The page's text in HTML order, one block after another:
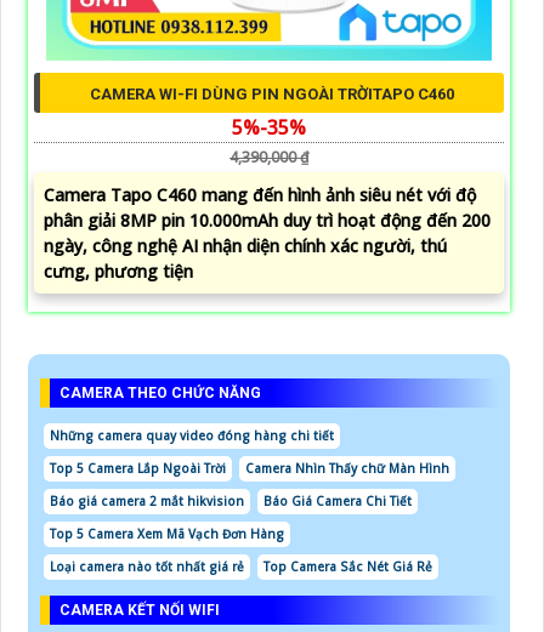
CAMERA WI-FI DÙNG PIN NGOÀI TRỜITAPO C460
5%-35%
4,390,000 ₫
Camera Tapo C460 mang đến hình ảnh siêu nét với độ
phân giải 8MP pin 10.000mAh duy trì hoạt động đến 200
ngày, công nghệ AI nhận diện chính xác người, thú
cưng, phương tiện
CAMERA THEO CHỨC NĂNG
Những camera quay video đóng hàng chi tiết
Top 5 Camera Lắp Ngoài Trời
Camera Nhìn Thấy chữ Màn Hình
Báo giá camera 2 mắt hikvision
Báo Giá Camera Chi Tiết
Top 5 Camera Xem Mã Vạch Đơn Hàng
Loại camera nào tốt nhất giá rẻ
Top Camera Sắc Nét Giá Rẻ
CAMERA KẾT NỐI WIFI